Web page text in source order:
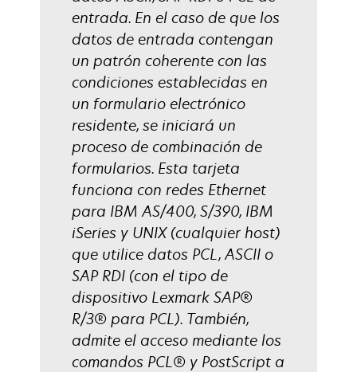
entrada. En el caso de que los
datos de entrada contengan
un patrón coherente con las
condiciones establecidas en
un formulario electrónico
residente, se iniciará un
proceso de combinación de
formularios. Esta tarjeta
funciona con redes Ethernet
para IBM AS/400, S/390, IBM
iSeries y UNIX (cualquier host)
que utilice datos PCL, ASCII o
SAP RDI (con el tipo de
dispositivo Lexmark SAP®
R/3® para PCL). También,
admite el acceso mediante los
comandos PCL® y PostScript a